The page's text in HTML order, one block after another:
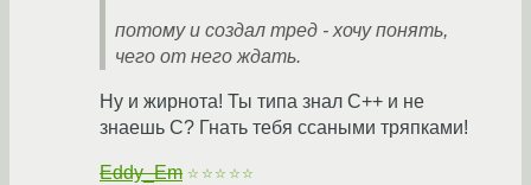
потому и создал тред - хочу понять,
чего от него ждать.
Ну и жирнота! Ты типа знал С++ и не
знаешь С? Гнать тебя ссаными тряпками!
Eddy_Em ☆☆☆☆☆